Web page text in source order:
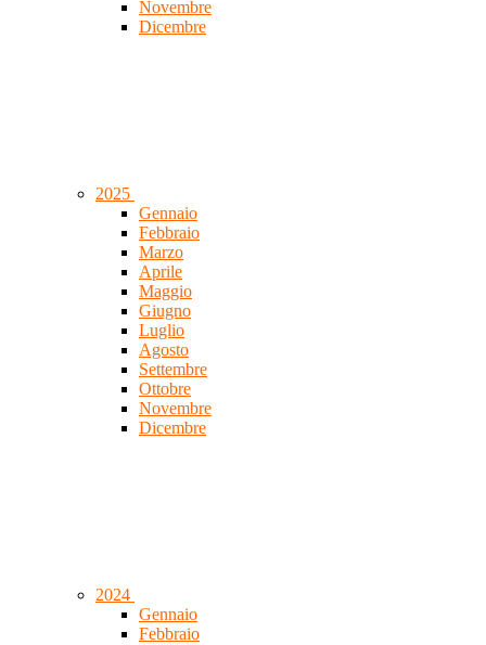
Novembre
Dicembre
2025
Gennaio
Febbraio
Marzo
Aprile
Maggio
Giugno
Luglio
Agosto
Settembre
Ottobre
Novembre
Dicembre
2024
Gennaio
Febbraio